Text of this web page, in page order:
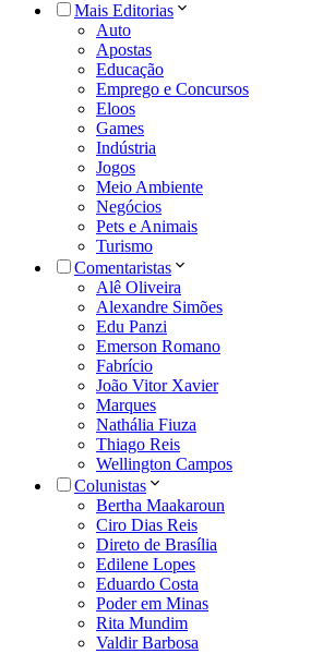
Mais Editorias
Auto
Apostas
Educação
Emprego e Concursos
Eloos
Games
Indústria
Jogos
Meio Ambiente
Negócios
Pets e Animais
Turismo
Comentaristas
Alê Oliveira
Alexandre Simões
Edu Panzi
Emerson Romano
Fabrício
João Vitor Xavier
Marques
Nathália Fiuza
Thiago Reis
Wellington Campos
Colunistas
Bertha Maakaroun
Ciro Dias Reis
Direto de Brasília
Edilene Lopes
Eduardo Costa
Poder em Minas
Rita Mundim
Valdir Barbosa